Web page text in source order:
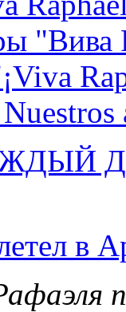
"Вива
в